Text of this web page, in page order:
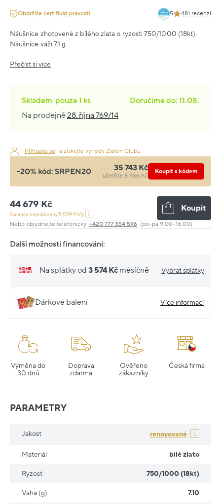
Obdržíte certifikát pravosti 5 481 recenzí
Náušnice zhotovené z bílého zlata o ryzosti 750/1000 (18kt).
Náušnice váží 7.1 g.
Přečíst si více
Skladem pouze1 ks
Doručíme do: 11.08.
Na prodejně28. října 769/14
Přihlaste se a získejte výhody Zlaton Clubu
-20% kód: SRPEN20 35 743 Kč
ušetříte 8 936 Kč
Koupit s kódem
44 679 Kč
Garance nejnižší ceny:5 034 Kč/g
Koupit
Nebo objednejte telefonicky: +420 777 354 596 (po–pá 9:00–16:00)
Další možnosti financování:
Na splátky od 3 574 Kč měsíčně Vybrat splátky
Dárkové balení Více informací
Výměna do
30 dnů
Doprava
zdarma
Ověřeno
zákazníky
Česká firma
PARAMETRY
Jakost renovované
Materiál bílé zlato
Ryzost 750/1000 (18kt)
Vaha (g) 7.10